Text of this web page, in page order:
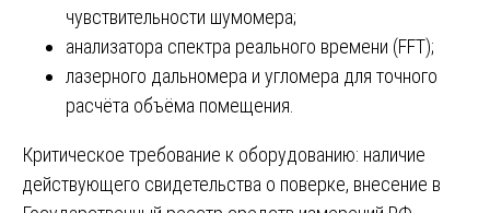
чувствительности шумомера;
анализатора спектра реального времени (FFT);
лазерного дальномера и угломера для точного
расчёта объёма помещения.
Критическое требование к оборудованию: наличие
действующего свидетельства о поверке, внесение в